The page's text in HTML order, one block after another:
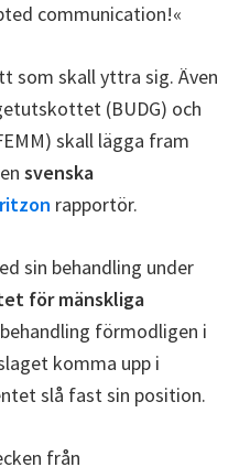
communication!«
som skall yttra sig. Även
(BUDG) och
skall lägga fram
svenska
rapportör.
sin behandling under
för mänskliga
förmodligen i
komma upp i
slå fast sin position.
från